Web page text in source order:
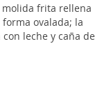
molida frita rellena
ovalada; la
con leche y caña de